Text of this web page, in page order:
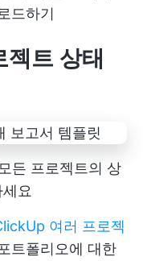
드하기
트 상태
든 프로젝트의 상
요
여러 프로젝
트폴리오에 대한